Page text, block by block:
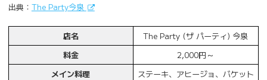
出典： The Party今泉
店名
The Party (ザ パーティ) 今泉
料金
2,000円～
メイン料理
ステーキ、アヒージョ、バケット